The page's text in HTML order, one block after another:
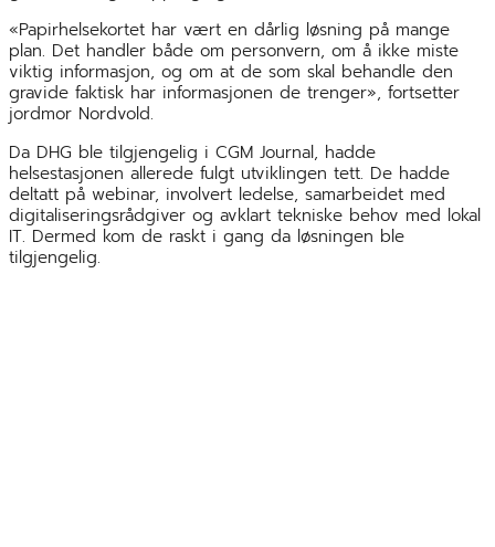
«Papirhelsekortet har vært en dårlig løsning på mange
plan. Det handler både om personvern, om å ikke miste
viktig informasjon, og om at de som skal behandle den
gravide faktisk har informasjonen de trenger», fortsetter
jordmor Nordvold.
Da DHG ble tilgjengelig i CGM Journal, hadde
helsestasjonen allerede fulgt utviklingen tett. De hadde
deltatt på webinar, involvert ledelse, samarbeidet med
digitaliseringsrådgiver og avklart tekniske behov med lokal
IT. Dermed kom de raskt i gang da løsningen ble
tilgjengelig.